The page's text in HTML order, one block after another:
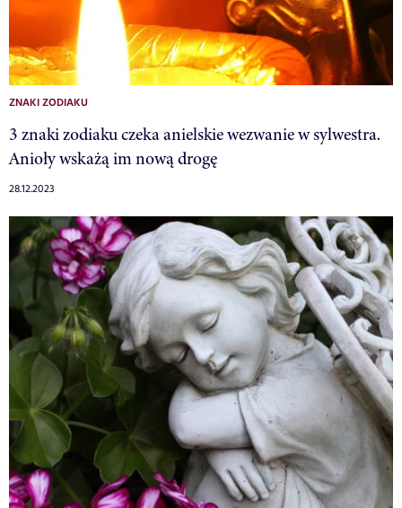
ZNAKI ZODIAKU
3 znaki zodiaku czeka anielskie wezwanie w sylwestra.
Anioły wskażą im nową drogę
28.12.2023